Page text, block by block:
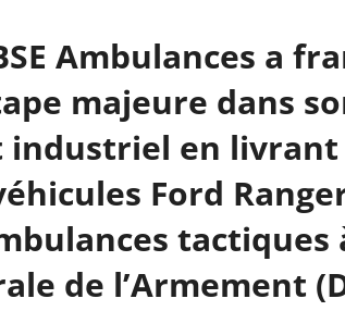
Ambulances a
majeure dans
industriel en livrant
Ford
tactiques
de l’Armement